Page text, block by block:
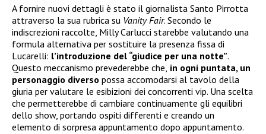
A fornire nuovi dettagli è stato il giornalista Santo Pirrotta
attraverso la sua rubrica su Vanity Fair. Secondo le
indiscrezioni raccolte, Milly Carlucci starebbe valutando una
formula alternativa per sostituire la presenza fissa di
Lucarelli: l’introduzione del “giudice per una notte”.
Questo meccanismo prevederebbe che, in ogni puntata, un
personaggio diverso possa accomodarsi al tavolo della
giuria per valutare le esibizioni dei concorrenti vip. Una scelta
che permetterebbe di cambiare continuamente gli equilibri
dello show, portando ospiti differenti e creando un
elemento di sorpresa appuntamento dopo appuntamento.